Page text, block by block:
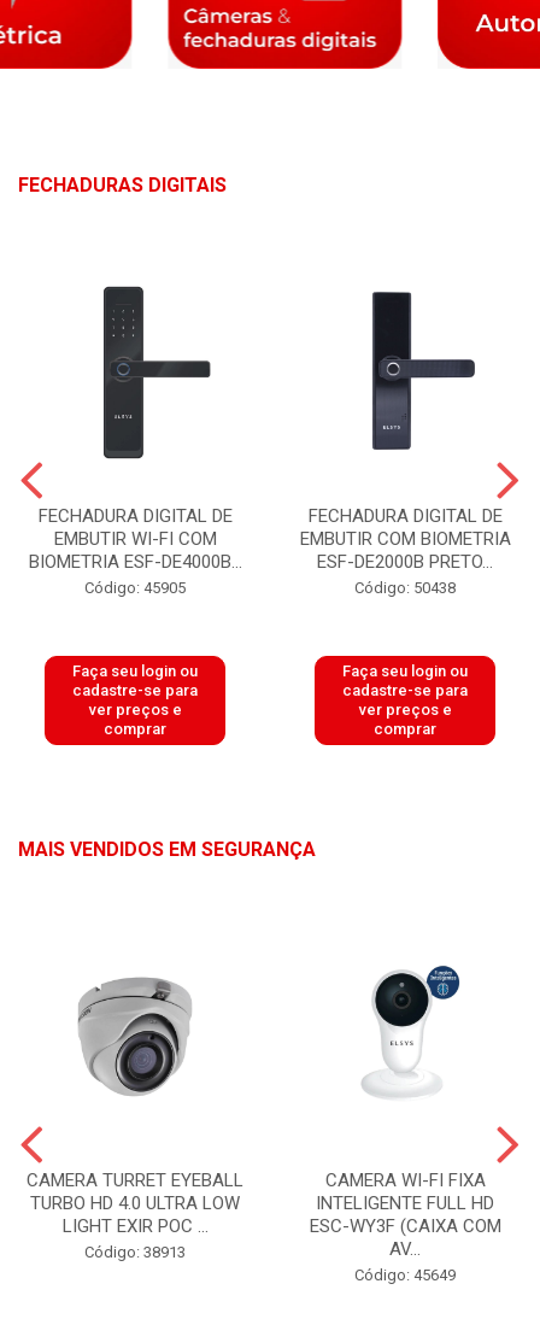
FECHADURAS DIGITAIS
FECHADURA DIGITAL DE
EMBUTIR WI-FI COM
BIOMETRIA ESF-DE4000B...
Código: 45905
Faça seu login ou
cadastre-se para
ver preços e
comprar
FECHADURA DIGITAL DE
EMBUTIR COM BIOMETRIA
ESF-DE2000B PRETO...
Código: 50438
Faça seu login ou
cadastre-se para
ver preços e
comprar
MAIS VENDIDOS EM SEGURANÇA
CAMERA TURRET EYEBALL
TURBO HD 4.0 ULTRA LOW
LIGHT EXIR POC ...
Código: 38913
CAMERA WI-FI FIXA
INTELIGENTE FULL HD
ESC-WY3F (CAIXA COM
AV...
Código: 45649